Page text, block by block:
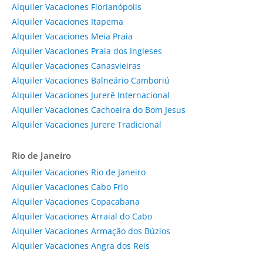
Alquiler Vacaciones Florianópolis
Alquiler Vacaciones Itapema
Alquiler Vacaciones Meia Praia
Alquiler Vacaciones Praia dos Ingleses
Alquiler Vacaciones Canasvieiras
Alquiler Vacaciones Balneário Camboriú
Alquiler Vacaciones Jurerê Internacional
Alquiler Vacaciones Cachoeira do Bom Jesus
Alquiler Vacaciones Jurere Tradicional
Rio de Janeiro
Alquiler Vacaciones Rio de Janeiro
Alquiler Vacaciones Cabo Frio
Alquiler Vacaciones Copacabana
Alquiler Vacaciones Arraial do Cabo
Alquiler Vacaciones Armação dos Búzios
Alquiler Vacaciones Angra dos Reis